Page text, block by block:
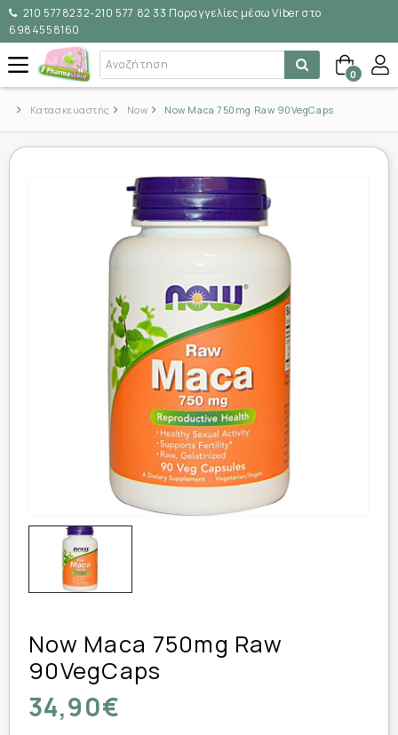
210 5778232-210 577 82 33 Παραγγελίες μέσω Viber στο
6984558160
0
Κατασκευαστής Now Now Maca 750mg Raw 90VegCaps
Now Maca 750mg Raw
90VegCaps
34,90€